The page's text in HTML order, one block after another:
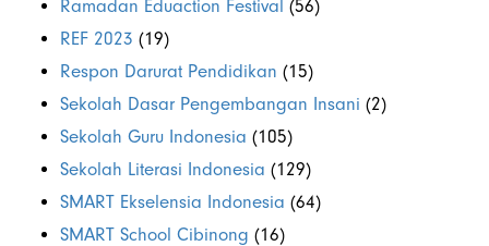
Ramadan Eduaction Festival (56)
REF 2023 (19)
Respon Darurat Pendidikan (15)
Sekolah Dasar Pengembangan Insani (2)
Sekolah Guru Indonesia (105)
Sekolah Literasi Indonesia (129)
SMART Ekselensia Indonesia (64)
SMART School Cibinong (16)